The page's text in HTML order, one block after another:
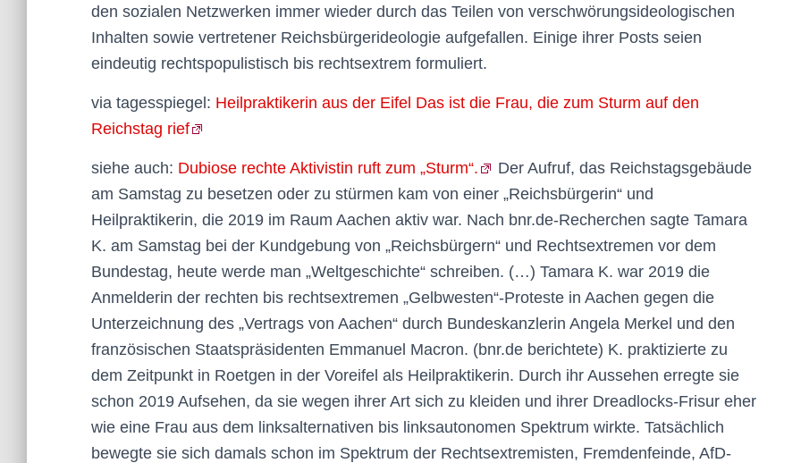
den sozialen Netzwerken immer wieder durch das Teilen von verschwörungsideologischen
Inhalten sowie vertretener Reichsbürgerideologie aufgefallen. Einige ihrer Posts seien
eindeutig rechtspopulistisch bis rechtsextrem formuliert.
via tagesspiegel: Heilpraktikerin aus der Eifel Das ist die Frau, die zum Sturm auf den
Reichstag rief
siehe auch: Dubiose rechte Aktivistin ruft zum „Sturm“.
Der Aufruf, das Reichstagsgebäude
am Samstag zu besetzen oder zu stürmen kam von einer „Reichsbürgerin“ und
Heilpraktikerin, die 2019 im Raum Aachen aktiv war. Nach bnr.de-Recherchen sagte Tamara
K. am Samstag bei der Kundgebung von „Reichsbürgern“ und Rechtsextremen vor dem
Bundestag, heute werde man „Weltgeschichte“ schreiben. (…) Tamara K. war 2019 die
Anmelderin der rechten bis rechtsextremen „Gelbwesten“-Proteste in Aachen gegen die
Unterzeichnung des „Vertrags von Aachen“ durch Bundeskanzlerin Angela Merkel und den
französischen Staatspräsidenten Emmanuel Macron. (bnr.de berichtete) K. praktizierte zu
dem Zeitpunkt in Roetgen in der Voreifel als Heilpraktikerin. Durch ihr Aussehen erregte sie
schon 2019 Aufsehen, da sie wegen ihrer Art sich zu kleiden und ihrer Dreadlocks-Frisur eher
wie eine Frau aus dem linksalternativen bis linksautonomen Spektrum wirkte. Tatsächlich
bewegte sie sich damals schon im Spektrum der Rechtsextremisten, Fremdenfeinde, AfD-